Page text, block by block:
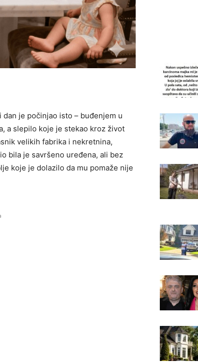
je počinjao isto – buđenjem u
a slepilo koje je stekao kroz život
velikih fabrika i nekretnina,
bila je savršeno uređena, ali bez
koje je dolazilo da mu pomaže nije